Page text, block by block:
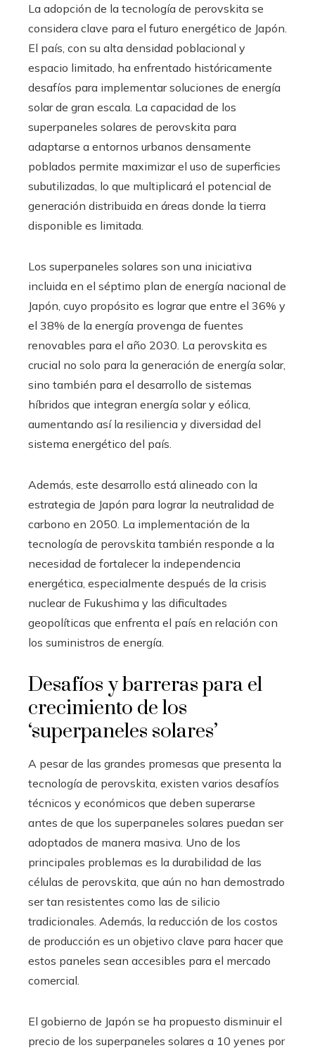
La adopción de la tecnología de perovskita se
considera clave para el futuro energético de Japón.
El país, con su alta densidad poblacional y
espacio limitado, ha enfrentado históricamente
desafíos para implementar soluciones de energía
solar de gran escala. La capacidad de los
superpaneles solares de perovskita para
adaptarse a entornos urbanos densamente
poblados permite maximizar el uso de superficies
subutilizadas, lo que multiplicará el potencial de
generación distribuida en áreas donde la tierra
disponible es limitada.
Los superpaneles solares son una iniciativa
incluida en el séptimo plan de energía nacional de
Japón, cuyo propósito es lograr que entre el 36% y
el 38% de la energía provenga de fuentes
renovables para el año 2030. La perovskita es
crucial no solo para la generación de energía solar,
sino también para el desarrollo de sistemas
híbridos que integran energía solar y eólica,
aumentando así la resiliencia y diversidad del
sistema energético del país.
Además, este desarrollo está alineado con la
estrategia de Japón para lograr la neutralidad de
carbono en 2050. La implementación de la
tecnología de perovskita también responde a la
necesidad de fortalecer la independencia
energética, especialmente después de la crisis
nuclear de Fukushima y las dificultades
geopolíticas que enfrenta el país en relación con
los suministros de energía.
Desafíos y barreras para el
crecimiento de los
‘superpaneles solares’
A pesar de las grandes promesas que presenta la
tecnología de perovskita, existen varios desafíos
técnicos y económicos que deben superarse
antes de que los superpaneles solares puedan ser
adoptados de manera masiva. Uno de los
principales problemas es la durabilidad de las
células de perovskita, que aún no han demostrado
ser tan resistentes como las de silicio
tradicionales. Además, la reducción de los costos
de producción es un objetivo clave para hacer que
estos paneles sean accesibles para el mercado
comercial.
El gobierno de Japón se ha propuesto disminuir el
precio de los superpaneles solares a 10 yenes por